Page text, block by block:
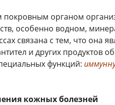
органом
особенно водном,
связана с тем, что она
и других продуктов
функций:
кожных болезней